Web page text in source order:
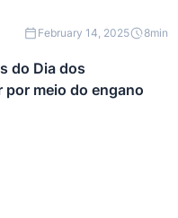
February 14, 2025 8min
do Dia dos
por meio do engano